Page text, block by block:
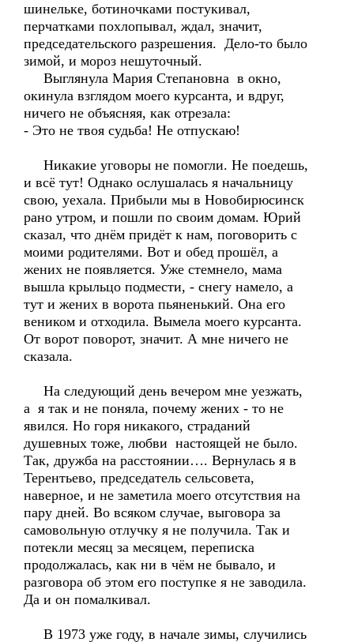
шинельке, ботиночками постукивал,
перчатками похлопывал, ждал, значит,
председательского разрешения. Дело-то было
зимой, и мороз нешуточный.
Выглянула Мария Степановна в окно,
окинула взглядом моего курсанта, и вдруг,
ничего не объясняя, как отрезала:
- Это не твоя судьба! Не отпускаю!
Никакие уговоры не помогли. Не поедешь,
и всё тут! Однако ослушалась я начальницу
свою, уехала. Прибыли мы в Новобирюсинск
рано утром, и пошли по своим домам. Юрий
сказал, что днём придёт к нам, поговорить с
моими родителями. Вот и обед прошёл, а
жених не появляется. Уже стемнело, мама
вышла крыльцо подмести, - снегу намело, а
тут и жених в ворота пьяненький. Она его
веником и отходила. Вымела моего курсанта.
От ворот поворот, значит. А мне ничего не
сказала.
На следующий день вечером мне уезжать,
а я так и не поняла, почему жених - то не
явился. Но горя никакого, страданий
душевных тоже, любви настоящей не было.
Так, дружба на расстоянии…. Вернулась я в
Терентьево, председатель сельсовета,
наверное, и не заметила моего отсутствия на
пару дней. Во всяком случае, выговора за
самовольную отлучку я не получила. Так и
потекли месяц за месяцем, переписка
продолжалась, как ни в чём не бывало, и
разговора об этом его поступке я не заводила.
Да и он помалкивал.
В 1973 уже году, в начале зимы, случились